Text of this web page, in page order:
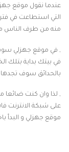
عندما نقول موقع
التي استطاعت في
منه من طرف الناس
, في موقع جهزلي
في بيتك بداية بتلك
بالحدائق سوف تجدها
, لذا وان كنت ضائعا
على شبكة الانترنت
موقع جهزلي و البدأ